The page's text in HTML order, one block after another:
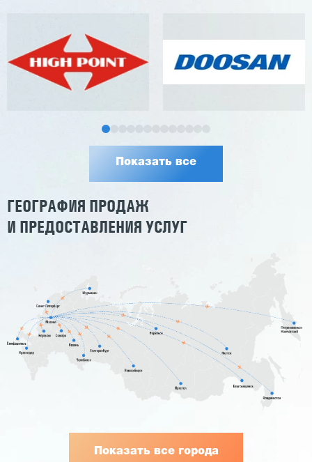
Показать все
ГЕОГРАФИЯ ПРОДАЖ
И ПРЕДОСТАВЛЕНИЯ УСЛУГ
Показать все города